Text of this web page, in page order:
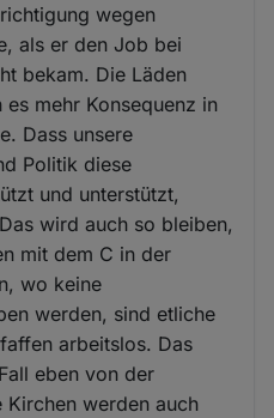
wegen
als er den Job bei
bekam. Die Läden
mehr Konsequenz in
Dass unsere
Politik diese
und unterstützt,
wird auch so bleiben,
mit dem C in der
wo keine
werden, sind etliche
arbeitslos. Das
eben von der
werden auch